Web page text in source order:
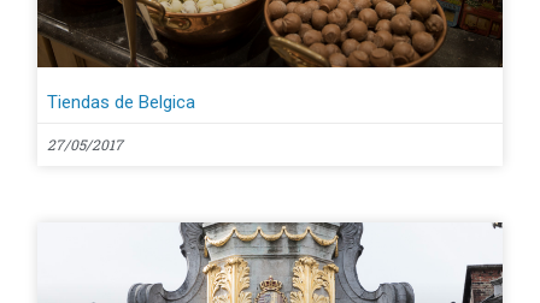
Tiendas de Belgica
27/05/2017